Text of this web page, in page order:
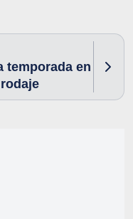
temporada en